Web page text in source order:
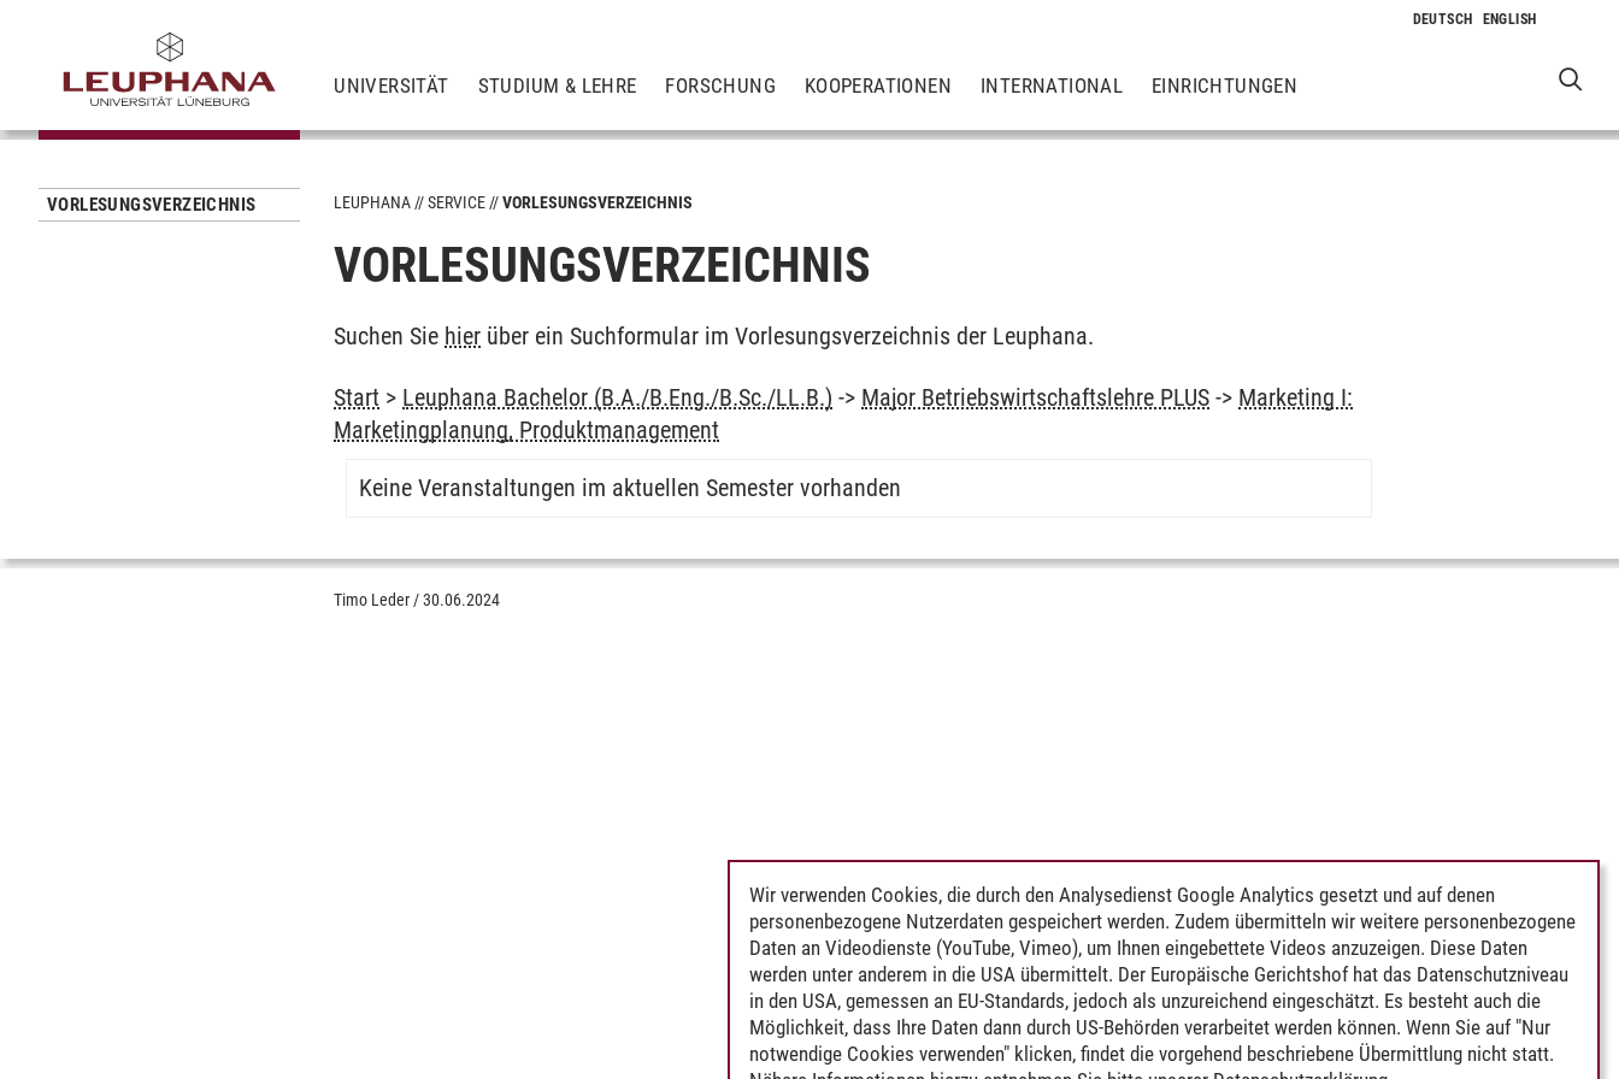
UNIVERSITÄT STUDIUM & LEHRE FORSCHUNG KOOPERATIONEN INTERNATIONAL EINRICHTUNGEN
VORLESUNGSVERZEICHNIS LEUPHANA SERVICE VORLESUNGSVERZEICHNIS
VORLESUNGSVERZEICHNIS
Suchen Sie hier über ein Suchformular im Vorlesungsverzeichnis der Leuphana.
Start > Leuphana Bachelor (B.A./B.Eng./B.Sc./LL.B.) -> Major Betriebswirtschaftslehre PLUS -> Marketing I:
Marketingplanung, Produktmanagement
Keine Veranstaltungen im aktuellen Semester vorhanden
Timo Leder /30.06.2024
Wir verwenden Cookies, die durch den Analysedienst Google Analytics gesetzt und auf denen
personenbezogene Nutzerdaten gespeichert werden. Zudem übermitteln wir weitere personenbezogene
Daten an Videodienste (YouTube, Vimeo), um Ihnen eingebettete Videos anzuzeigen. Diese Daten
werden unter anderem in die USA übermittelt. Der Europäische Gerichtshof hat das Datenschutzniveau
in den USA, gemessen an EU-Standards, jedoch als unzureichend eingeschätzt. Es besteht auch die
Möglichkeit, dass Ihre Daten dann durch US-Behörden verarbeitet werden können. Wenn Sie auf "Nur
notwendige Cookies verwenden" klicken, findet die vorgehend beschriebene Übermittlung nicht statt.